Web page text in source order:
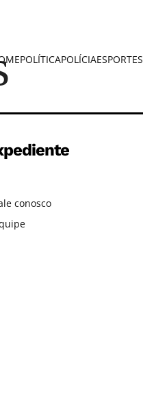
POLÍTICAPOLÍCIAESPORTES
conosco